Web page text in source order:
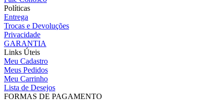
Políticas
Entrega
Trocas e Devoluções
Privacidade
GARANTIA
Links Úteis
Meu Cadastro
Meus Pedidos
Meu Carrinho
Lista de Desejos
FORMAS DE PAGAMENTO